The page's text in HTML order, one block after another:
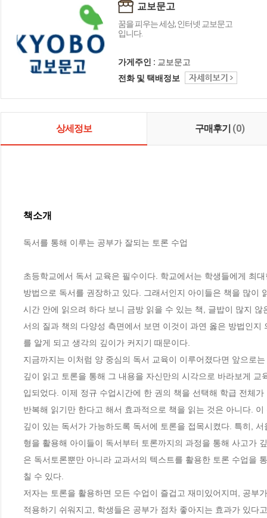
교보문고
꿈을 피우는 세상, 인터넷 교보문고
입니다.
가게주인 : 교보문고
전화 및 택배정보
상세정보 구매후기 (0)
책소개
독서를 통해 이루는 공부가 잘되는 토론 수업
초등학교에서 독서 교육은 필수이다. 학교에서는 학생들에게 최
방법으로 독서를 권장하고 있다. 그래서인지 아이들은 책을 많이
시간 안에 읽으려 하다 보니 금방 읽을 수 있는 책, 글밥이 많지
서의 질과 책의 다양성 측면에서 보면 이것이 과연 옳은 방법인
를 알게 되고 생각의 깊이가 커지기 때문이다.
지금까지는 이처럼 양 중심의 독서 교육이 이루어졌다면 앞으로
깊이 읽고 토론을 통해 그 내용을 자신만의 시각으로 바라보게
입되었다. 이제 정규 수업시간에 한 권의 책을 선택해 학급 전체
반복해 읽기만 한다고 해서 효과적으로 책을 읽는 것은 아니다.
깊이 있는 독서가 가능하도록 독서에 토론을 접목시켰다. 특히,
형을 활용해 아이들이 독서부터 토론까지의 과정을 통해 사고가
은 독서토론뿐만 아니라 교과서의 텍스트를 활용한 토론 수업을
칠 수 있다.
저자는 토론을 활용하면 모든 수업이 즐겁고 재미있어지며, 공부
적용하기 쉬워지고, 학생들은 공부가 점차 좋아지는 효과가 있다